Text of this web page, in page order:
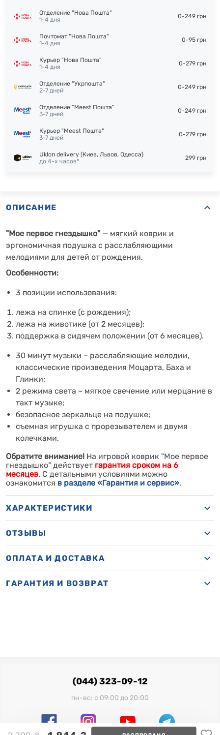
Отделение "Нова Пошта"
1-4 дня
0-249 грн
Почтомат "Нова Пошта"
1-4 дня
0-95 грн
Курьер "Нова Пошта"
1-4 дня
0-279 грн
Отделение "Укрпошта"
2-7 дней
0-249 грн
Отделение "Meest Пошта"
3-7 дней
0-249 грн
Курьер "Meest Пошта"
3-7 дней
0-279 грн
Uklon delivery (Киев, Львов, Одесса)
до 4-х часов*
299 грн
ОПИСАНИЕ
"Мое первое гнездышко" — мягкий коврик и
эргономичная подушка с расслабляющими
мелодиями для детей от рождения.
Особенности:
3 позиции использования:
лежа на спинке (с рождения);
лежа на животике (от 2 месяцев);
поддержка в сидячем положении (от 6 месяцев).
30 минут музыки – расслабляющие мелодии,
классические произведения Моцарта, Баха и
Глинки;
2 режима света – мягкое свечение или мерцание в
такт музыке;
безопасное зеркальце на подушке;
съемная игрушка с прорезывателем и двумя
колечками.
Обратите внимание! На игровой коврик "Мое первое
гнездышко" действует гарантия сроком на 6
месяцев. С детальными условиями можно
ознакомится в разделе «Гарантия и сервис».
ХАРАКТЕРИСТИКИ
ОТЗЫВЫ
ОПЛАТА И ДОСТАВКА
ГАРАНТИЯ И ВОЗВРАТ
(044) 323-09-12
пн-вс: с 09:00 до 20:00